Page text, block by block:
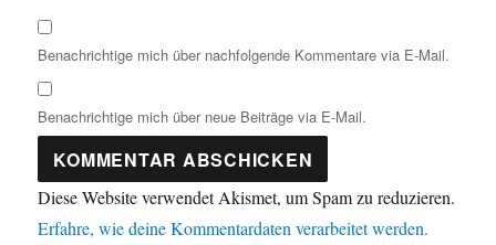
Benachrichtige mich über nachfolgende Kommentare via E-Mail.
Benachrichtige mich über neue Beiträge via E-Mail.
Diese Website verwendet Akismet, um Spam zu reduzieren.
Erfahre, wie deine Kommentardaten verarbeitet werden.